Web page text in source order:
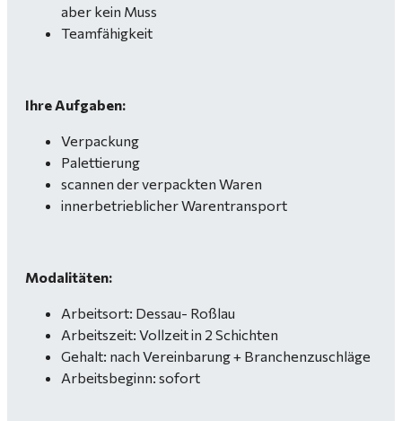
aber kein Muss
Teamfähigkeit
Ihre Aufgaben:
Verpackung
Palettierung
scannen der verpackten Waren
innerbetrieblicher Warentransport
Modalitäten:
Arbeitsort: Dessau- Roßlau
Arbeitszeit: Vollzeit in 2 Schichten
Gehalt: nach Vereinbarung + Branchenzuschläge
Arbeitsbeginn: sofort